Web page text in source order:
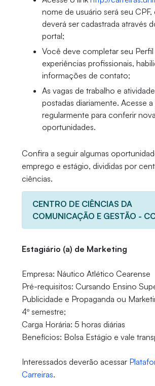
nome de usuário será seu CPF,
deverá ser cadastrada através
portal;
Você deve completar seu
experiências profissionais,
informações de contato;
As vagas de trabalho e
postadas diariamente. Acesse
regularmente para conferir
oportunidades.
Confira a seguir algumas
emprego e estágio, divididas por
ciências.
CENTRO DE CIÊNCIAS DA
COMUNICAÇÃO E GESTÃO -
Estagiário (a) de Marketing
Empresa: Náutico Atlético Cearense
Pré-requisitos: Cursando Ensino
Publicidade e Propaganda ou
4º semestre;
Carga Horária: 5 horas diárias
Benefícios: Bolsa Estágio e vale
Interessados deverão acessar
Carreiras.